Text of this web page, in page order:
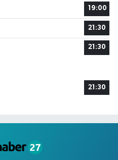
19:00
21:30
21:30
21:30